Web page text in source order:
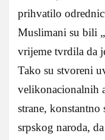
prihvatilo
Muslimani su bili
vrijeme tvrdila da
Tako su stvoreni
velikonacionalnih
strane, konstantno
srpskog naroda,